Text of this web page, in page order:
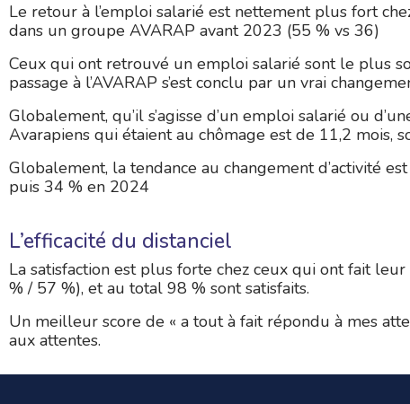
Le retour à l’emploi salarié est nettement plus fort
dans un groupe AVARAP avant 2023 (55 % vs 36)
Ceux qui ont retrouvé un emploi salarié sont le plus
passage à l’AVARAP s’est conclu par un vrai
Globalement, qu’il s’agisse d’un emploi salarié ou
Avarapiens qui étaient au chômage est de 11,2
Globalement, la tendance au changement d’activité
puis 34 % en 2024
L’efficacité du distanciel
La satisfaction est plus forte chez ceux qui ont fait
% / 57 %), et au total 98 % sont satisfaits.
Un meilleur score de « a tout à fait répondu à mes
aux attentes.